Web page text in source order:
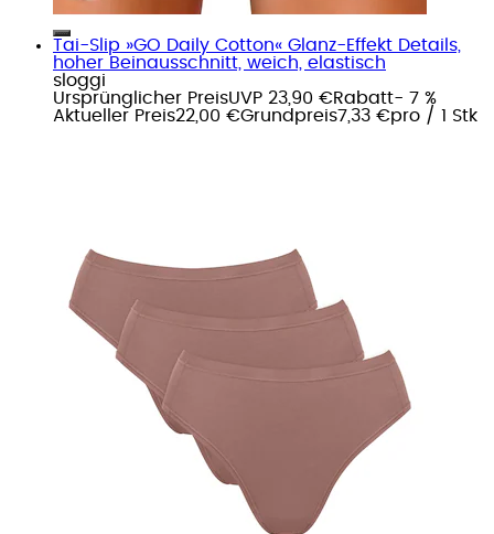
Tai-Slip »GO Daily Cotton« Glanz-Effekt Details,
hoher Beinausschnitt, weich, elastisch
sloggi
Ursprünglicher PreisUVP 23,90 €Rabatt- 7 %
Aktueller Preis22,00 €Grundpreis7,33 €pro / 1 Stk